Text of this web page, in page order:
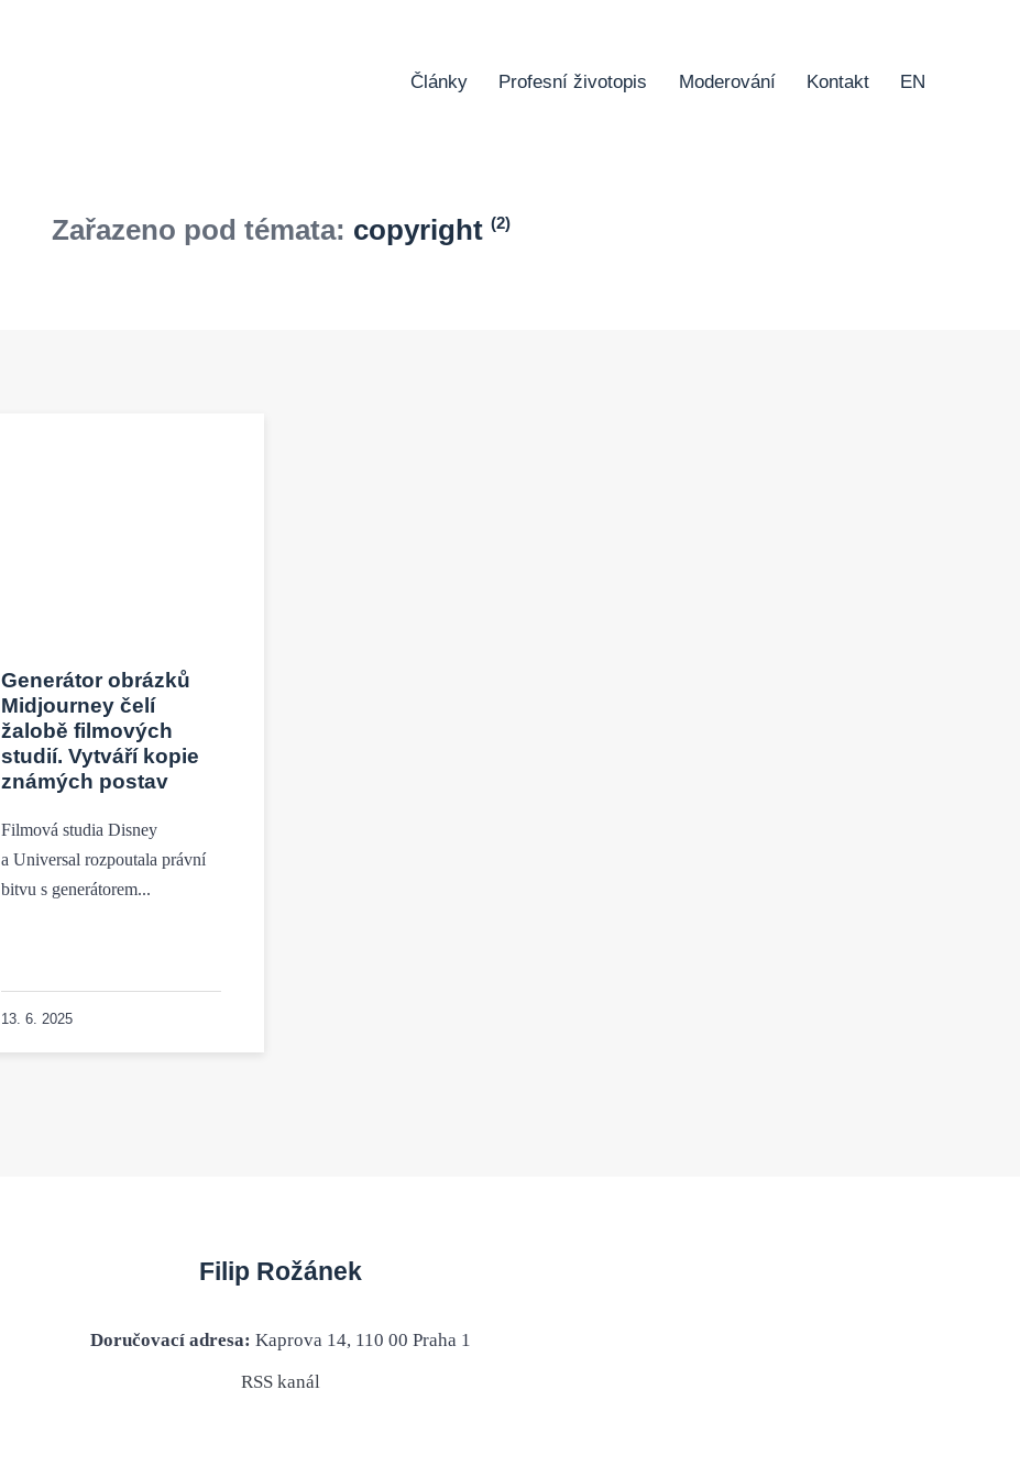
Články Profesní životopis Moderování Kontakt EN
Zařazeno pod témata: copyright (2)
Generátor obrázků
Midjourney čelí
žalobě filmových
studií. Vytváří kopie
známých postav
Filmová studia Disney
a Universal rozpoutala právní
bitvu s generátorem...
13. 6. 2025
Filip Rožánek
Doručovací adresa: Kaprova 14, 110 00 Praha 1
RSS kanál